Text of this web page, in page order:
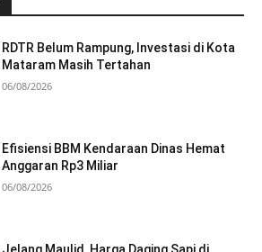
RDTR Belum Rampung, Investasi di Kota
Mataram Masih Tertahan
06/08/2026
Efisiensi BBM Kendaraan Dinas Hemat
Anggaran Rp3 Miliar
06/08/2026
Jelang Maulid, Harga Daging Sapi di